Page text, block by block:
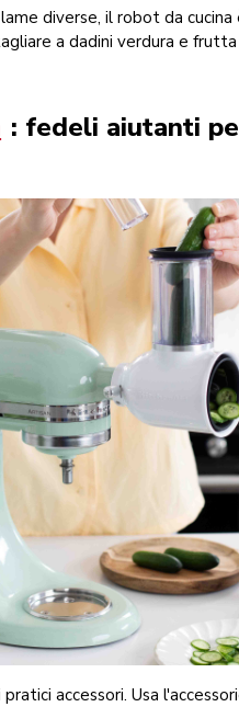
lame diverse, il robot da
a dadini verdura e
: fedeli aiutanti
accessori. Usa